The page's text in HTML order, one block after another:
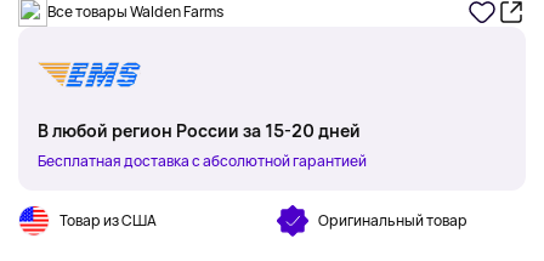
Все товары Walden Farms
В любой регион России за 15-20 дней
Бесплатная доставка с абсолютной гарантией
Товар из США Оригинальный товар